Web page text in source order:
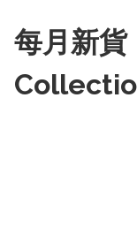
每月新